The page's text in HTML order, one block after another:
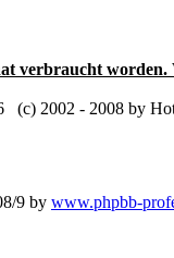
verbraucht
(c) 2002 - 2008 by
9 by www.phpbb-